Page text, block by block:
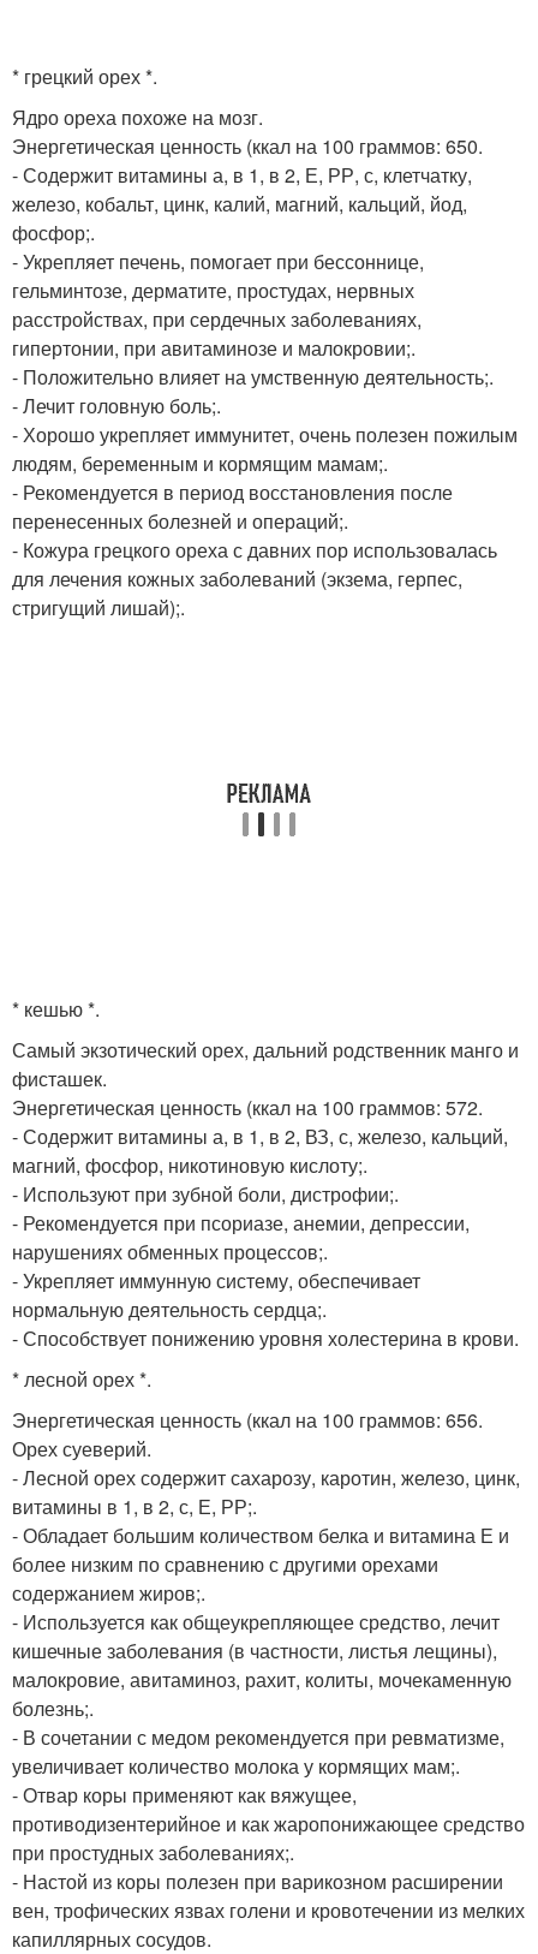
* грецкий орех *.
Ядро ореха похоже на мозг.
Энергетическая ценность (ккал на 100 граммов: 650.
- Содержит витамины а, в 1, в 2, Е, РР, с, клетчатку,
железо, кобальт, цинк, калий, магний, кальций, йод,
фосфор;.
- Укрепляет печень, помогает при бессоннице,
гельминтозе, дерматите, простудах, нервных
расстройствах, при сердечных заболеваниях,
гипертонии, при авитаминозе и малокровии;.
- Положительно влияет на умственную деятельность;.
- Лечит головную боль;.
- Хорошо укрепляет иммунитет, очень полезен пожилым
людям, беременным и кормящим мамам;.
- Рекомендуется в период восстановления после
перенесенных болезней и операций;.
- Кожура грецкого ореха с давних пор использовалась
для лечения кожных заболеваний (экзема, герпес,
стригущий лишай);.
* кешью *.
Самый экзотический орех, дальний родственник манго и
фисташек.
Энергетическая ценность (ккал на 100 граммов: 572.
- Содержит витамины а, в 1, в 2, ВЗ, с, железо, кальций,
магний, фосфор, никотиновую кислоту;.
- Используют при зубной боли, дистрофии;.
- Рекомендуется при псориазе, анемии, депрессии,
нарушениях обменных процессов;.
- Укрепляет иммунную систему, обеспечивает
нормальную деятельность сердца;.
- Способствует понижению уровня холестерина в крови.
* лесной орех *.
Энергетическая ценность (ккал на 100 граммов: 656.
Орех суеверий.
- Лесной орех содержит сахарозу, каротин, железо, цинк,
витамины в 1, в 2, с, Е, РР;.
- Обладает большим количеством белка и витамина Е и
более низким по сравнению с другими орехами
содержанием жиров;.
- Используется как общеукрепляющее средство, лечит
кишечные заболевания (в частности, листья лещины),
малокровие, авитаминоз, рахит, колиты, мочекаменную
болезнь;.
- В сочетании с медом рекомендуется при ревматизме,
увеличивает количество молока у кормящих мам;.
- Отвар коры применяют как вяжущее,
противодизентерийное и как жаропонижающее средство
при простудных заболеваниях;.
- Настой из коры полезен при варикозном расширении
вен, трофических язвах голени и кровотечении из мелких
капиллярных сосудов.